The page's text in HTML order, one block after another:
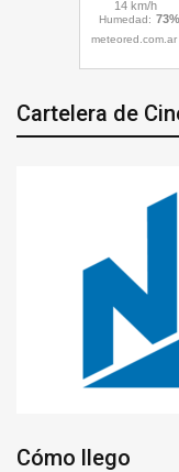
Cartelera de
Cómo llego